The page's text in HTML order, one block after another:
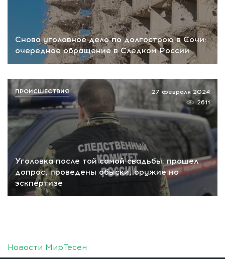
Снова уголовное дело по долгострою в Сочи:
очередное обращение в Следком России
Уголовка после той самой свадьбы: прошел
допрос, проведены обыски, оружие на
эскпертизе
27 февраля 2024
2611
ПРОИСШЕСТВИЯ
Новости МирТесен